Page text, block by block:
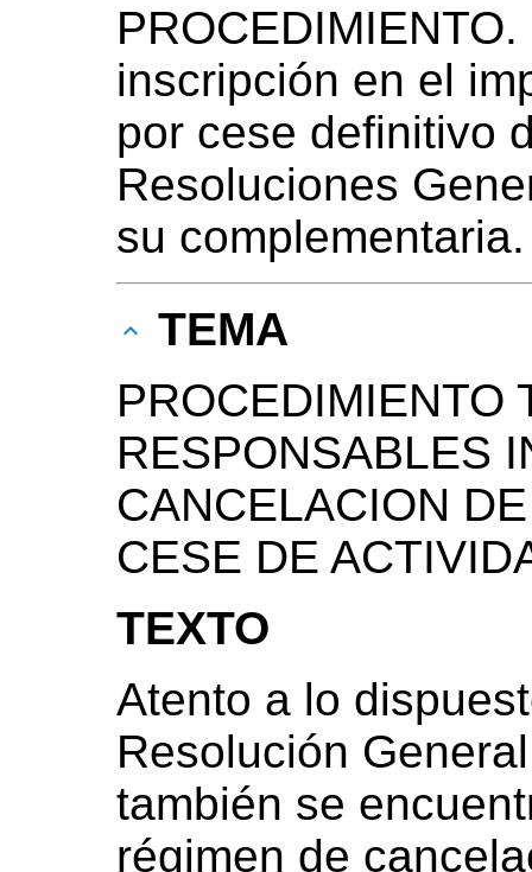
inscripción en el
por cese definitivo
Resoluciones
su
TEMA
PROCEDIMIENTO
RESPONSABLES
CANCELACION
CESE DE
TEXTO
Atento a lo
Resolución
también se
régimen de